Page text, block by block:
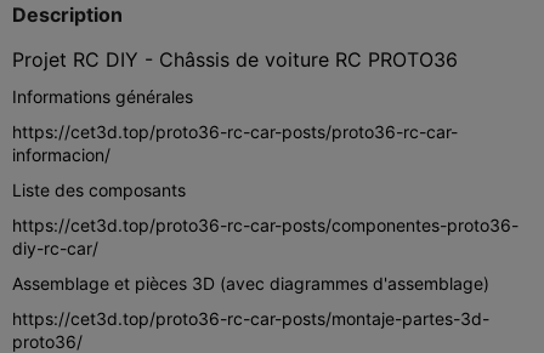
Description
Projet RC DIY - Châssis de voiture RC PROTO36
Informations générales
https://cet3d.top/proto36-rc-car-posts/proto36-rc-car-
informacion/
Liste des composants
https://cet3d.top/proto36-rc-car-posts/componentes-proto36-
diy-rc-car/
Assemblage et pièces 3D (avec diagrammes d'assemblage)
https://cet3d.top/proto36-rc-car-posts/montaje-partes-3d-
proto36/